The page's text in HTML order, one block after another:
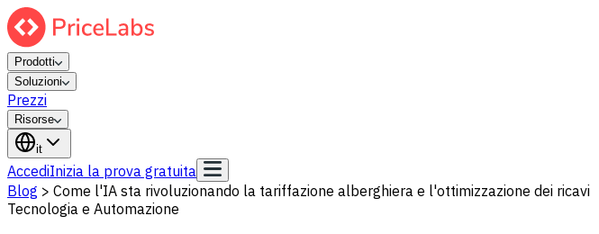
Prodotti
Soluzioni
Prezzi
Risorse
it
AccediInizia la prova gratuita
Blog > Come l'IA sta rivoluzionando la tariffazione alberghiera e l'ottimizzazione dei ricavi
Tecnologia e Automazione